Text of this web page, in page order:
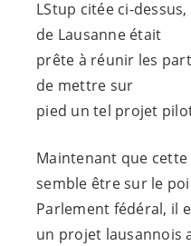
LStup citée ci-
de Lausanne était
prête à réunir les
de mettre sur
pied un tel projet
Maintenant que
semble être sur le
Parlement fédéral, il
un projet lausannois